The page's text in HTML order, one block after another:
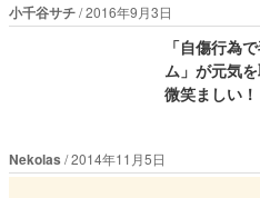
小千谷サチ 2016年9月3日
「自傷行為
ム」が元気
微笑ましい！
Nekolas 2014年11月5日